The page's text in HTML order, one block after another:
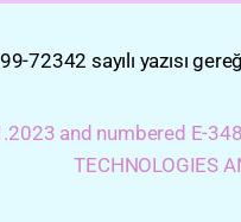
sayılı yazısı
and numbered E-
TECHNOLOGIES